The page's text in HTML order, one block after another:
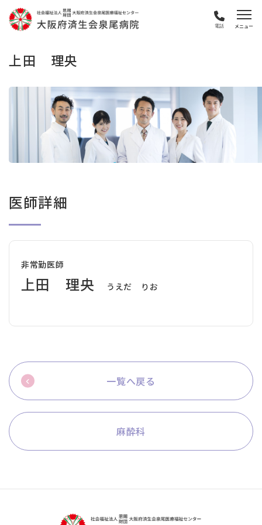
電話
上田 理央
医師詳細
非常勤医師
上田 理央 うえだ りお
一覧へ戻る
麻酔科